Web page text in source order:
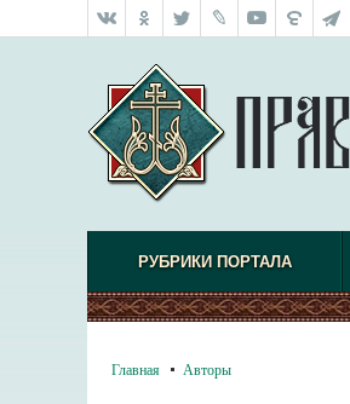
РУБРИКИ ПОРТАЛА
Главная Авторы